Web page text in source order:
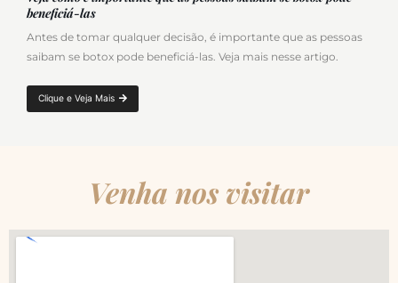
beneficiá-las
Antes de tomar qualquer decisão, é importante que as pessoas
saibam se botox pode beneficiá-las. Veja mais nesse artigo.
Clique e Veja Mais
Venha nos visitar